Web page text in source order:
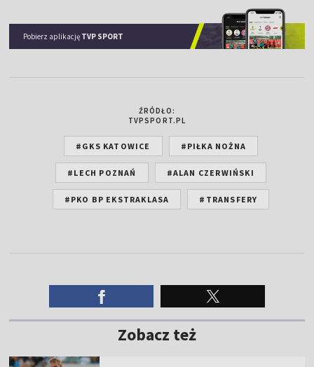
Pobierz aplikację TVP SPORT
ŹRÓDŁO:
TVPSPORT.PL
#GKS KATOWICE #PIŁKA NOŻNA
#LECH POZNAŃ #ALAN CZERWIŃSKI
#PKO BP EKSTRAKLASA #TRANSFERY
Zobacz też